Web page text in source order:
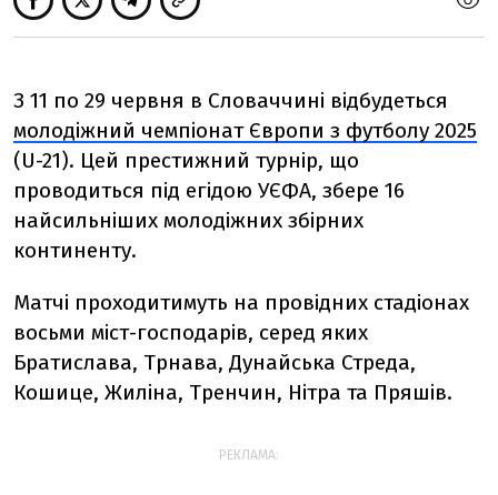
З 11 по 29 червня в Словаччині відбудеться
молодіжний чемпіонат Європи з футболу 2025
(U-21). Цей престижний турнір, що
проводиться під егідою УЄФА, збере 16
найсильніших молодіжних збірних
континенту.
Матчі проходитимуть на провідних стадіонах
восьми міст-господарів, серед яких
Братислава, Трнава, Дунайська Стреда,
Кошице, Жиліна, Тренчин, Нітра та Пряшів.
РЕКЛАМА: